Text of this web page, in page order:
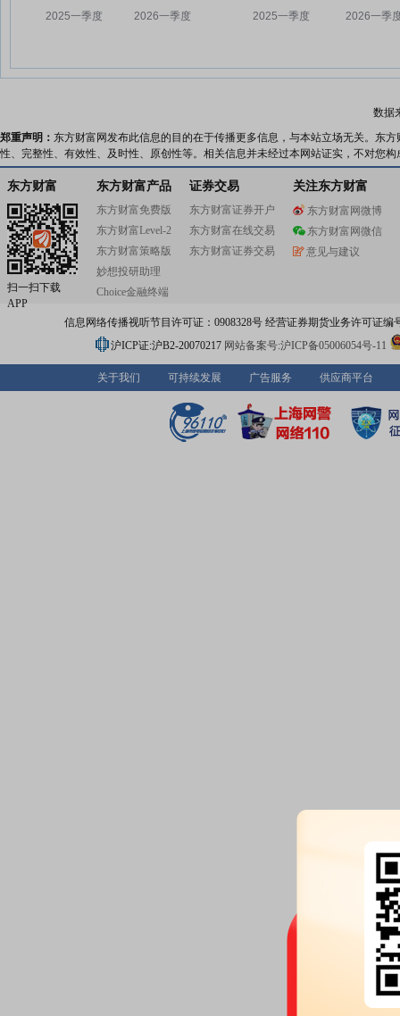
数据
郑重声明： 东方财富网发布此信息的目的在于传播更多信息，与本站立场无关。东
性、完整性、有效性、及时性、原创性等。相关信息并未经过本网站证实，不对您
东方财富
扫一扫下载
APP
东方财富产品
东方财富免费版
东方财富Level-2
东方财富策略版
妙想投研助理
Choice金融终端
证券交易
东方财富证券开户
东方财富在线交易
东方财富证券交易
关注东方财富
东方财富网微博
东方财富网微信
意见与建议
信息网络传播视听节目许可证：0908328号 经营证券期货业务许可证编
沪ICP证:沪B2-20070217 网站备案号:沪ICP备05006054号-11
关于我们 可持续发展 广告服务 供应商平台